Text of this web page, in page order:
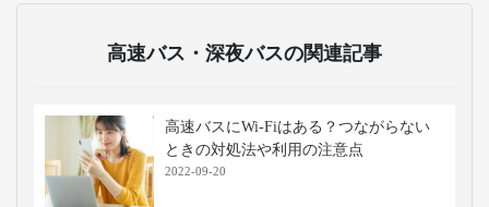
高速バス・深夜バスの関連記事
高速バスにWi-Fiはある？つながらない
ときの対処法や利用の注意点
2022-09-20